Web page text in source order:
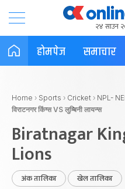
२४ साउन
होमपेज समाचार
Home › Sports › Cricket › NPL-
विराटनगर किंग्स VS लुम्बिनी लायन्स
Biratnagar
Lions
अंक तालिका खेल तालिका